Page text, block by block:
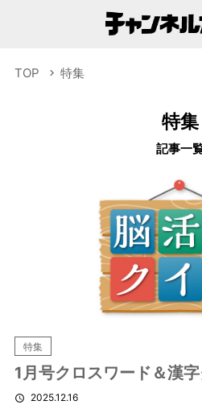
TOP 特集
特集
記事一
特集
1月号クロスワード＆漢
2025.12.16